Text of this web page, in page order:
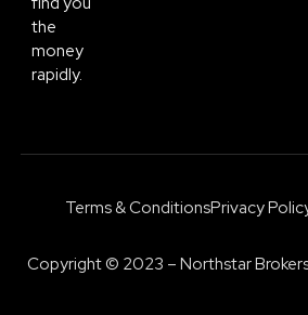
the
money
rapidly.
Copyright © 2023 – Northstar
Terms & ConditionsPrivacy